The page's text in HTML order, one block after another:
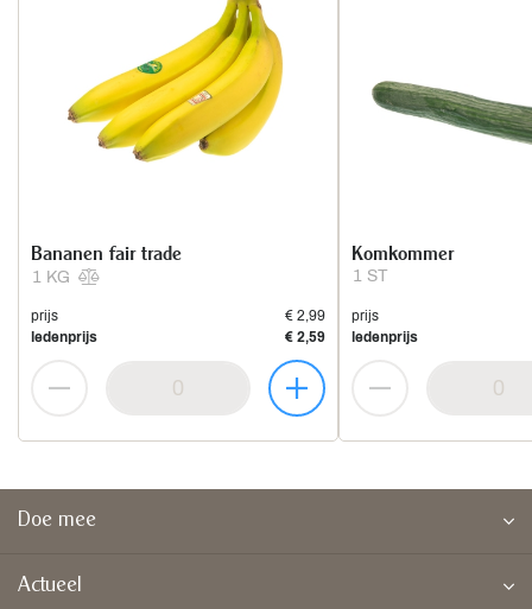
1 KG
Bananen fair trade
prijs
€ 2,99
ledenprijs
€ 2,59
1 ST
Komkommer
prijs
ledenprijs
Doe mee
Actueel